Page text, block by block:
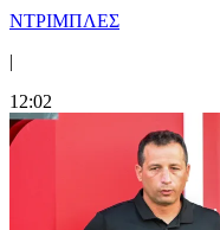
ΝΤΡΙΜΠΛΕΣ
|
12:02